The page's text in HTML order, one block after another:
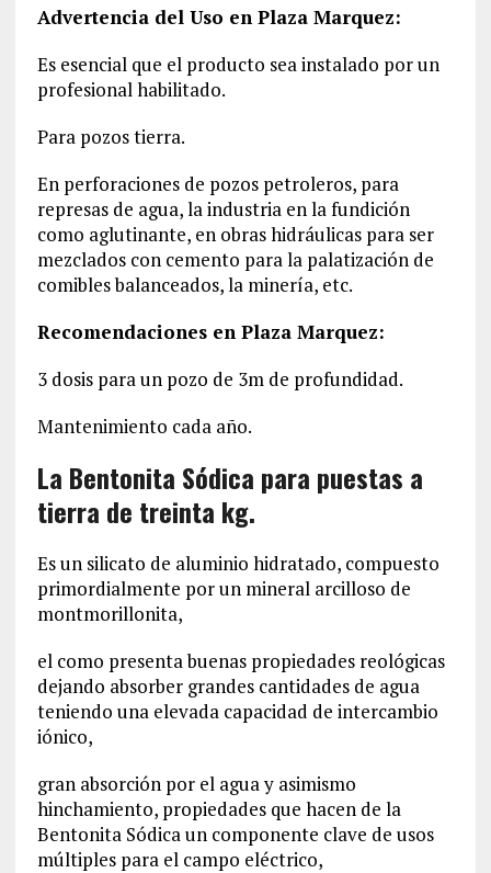
Advertencia del Uso en Plaza Marquez:
Es esencial que el producto sea instalado por un
profesional habilitado.
Para pozos tierra.
En perforaciones de pozos petroleros, para
represas de agua, la industria en la fundición
como aglutinante, en obras hidráulicas para ser
mezclados con cemento para la palatización de
comibles balanceados, la minería, etc.
Recomendaciones en Plaza Marquez:
3 dosis para un pozo de 3m de profundidad.
Mantenimiento cada año.
La Bentonita Sódica para puestas a
tierra de treinta kg.
Es un silicato de aluminio hidratado, compuesto
primordialmente por un mineral arcilloso de
montmorillonita,
el como presenta buenas propiedades reológicas
dejando absorber grandes cantidades de agua
teniendo una elevada capacidad de intercambio
iónico,
gran absorción por el agua y asimismo
hinchamiento, propiedades que hacen de la
Bentonita Sódica un componente clave de usos
múltiples para el campo eléctrico,